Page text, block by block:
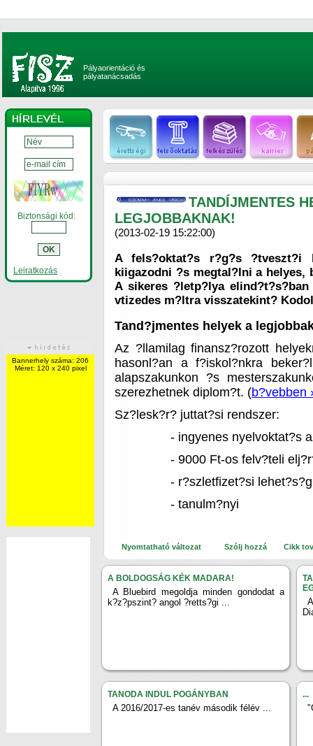
Pályaorientáció és
pályatanácsadás
Biztonsági kód:
Leiratkozás
Bannerhely száma: 206
Méret: 120 x 240 pixel
TANDÍJMENTES
LEGJOBBAKNAK!
(2013-02-19 15:22:00)
A fels?oktat?s r?g?s ?tveszt?i
kiigazodni ?s megtal?lni a helyes,
A sikeres ?letp?lya
vtizedes m?ltra visszatekint?
Tand?jmentes helyek a
Az ?llamilag finansz?rozott
hasonl?an a f?iskol?nkra
alapszakunkon ?s
szerezhetnek diplom?t. (b?vebben
Sz?lesk?r? juttat?si rendszer:
- ingyenes nyelvoktat?s
- 9000 Ft-os felv?teli
- r?szletfizet?si
- tanulm?nyi
Nyomtatható változat Szólj hozzá Cikk
A BOLDOGSÁG KÉK MADARA!
A Bluebird megoldja minden gondodat a
k?z?pszint? angol ?retts?gi ...
TANODA INDUL POGÁNYBAN
A 2016/2017-es tanév második félév ...
...